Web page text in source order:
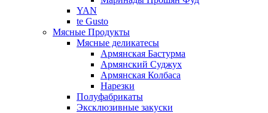
YAN
te Gusto
Мясные Продукты
Мясные деликатесы
Армянская Бастурма
Армянский Суджух
Армянская Колбаса
Нарезки
Полуфабрикаты
Эксклюзивные закуски